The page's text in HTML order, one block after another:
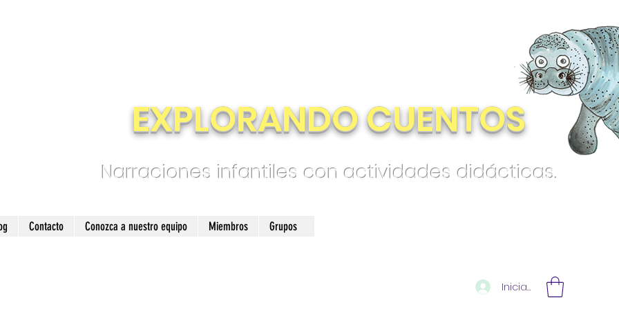
EXPLORANDO CUENTOS
Narraciones infantiles con actividades didácticas.
Iniciar sesión
Contacto Conozca a nuestro equipo Miembros Grupos